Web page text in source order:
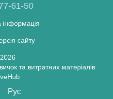
61-50
інформація
сайту
та витратних матеріалів
Рус